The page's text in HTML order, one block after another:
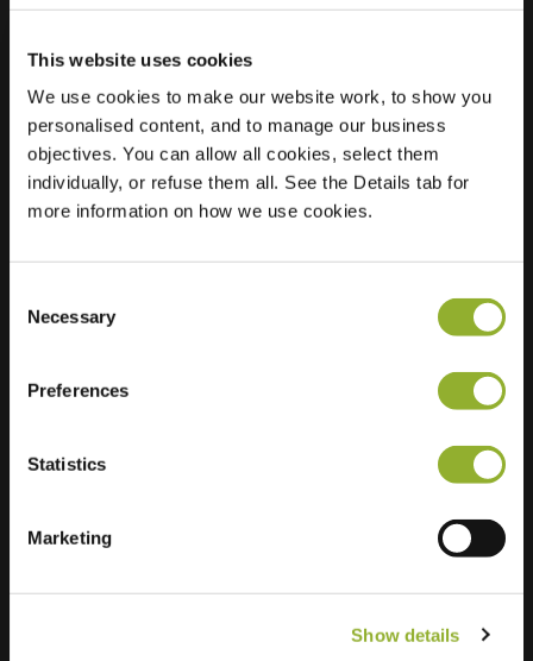
This website uses cookies
We use cookies to make our website work, to show you
personalised content, and to manage our business
objectives. You can allow all cookies, select them
individually, or refuse them all. See the Details tab for
more information on how we use cookies.
Selection
Necessary
Preferences
Statistics
Marketing
Show details
Plats
Dr. A.R. Holstraat 1
6671 XW Zetten
Nederländerna
Regular Charging 1 of 2 available